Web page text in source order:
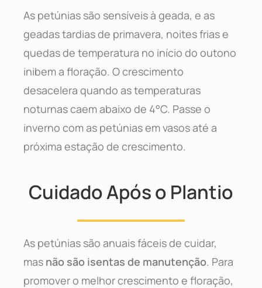
As petúnias são sensíveis à geada, e as
geadas tardias de primavera, noites frias e
quedas de temperatura no início do outono
inibem a floração. O crescimento
desacelera quando as temperaturas
noturnas caem abaixo de 4°C. Passe o
inverno com as petúnias em vasos até a
próxima estação de crescimento.
Cuidado Após o Plantio
As petúnias são anuais fáceis de cuidar,
mas não são isentas de manutenção. Para
promover o melhor crescimento e floração,